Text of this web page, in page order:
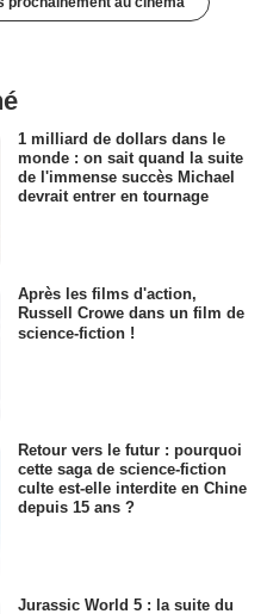
1 milliard de dollars dans le
monde : on sait quand la suite
de l'immense succès Michael
devrait entrer en tournage
Après les films d'action,
Russell Crowe dans un film de
science-fiction !
Retour vers le futur : pourquoi
cette saga de science-fiction
culte est-elle interdite en Chine
depuis 15 ans ?
Jurassic World 5 : la suite du